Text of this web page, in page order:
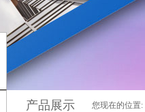
产品展示 您现在的位置: